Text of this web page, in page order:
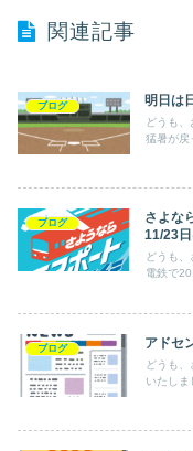
関連記事
ブログ 明日は
どうも
猛暑が戻
ブログ
さよな
11/23日
どうも
電鉄で
ブログ アドセ
どうも
いたしま